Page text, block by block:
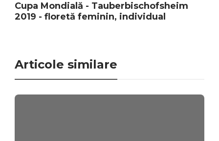
Cupa Mondială - Tauberbischofsheim
2019 - floretă feminin, individual
Articole similare